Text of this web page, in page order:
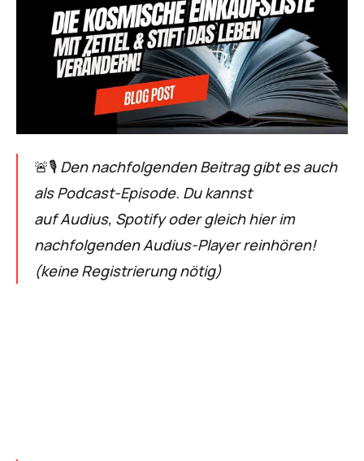
🚨🎙 Den nachfolgenden Beitrag gibt es auch
als Podcast-Episode. Du kannst
aufAudius, Spotifyoder gleich hier im
nachfolgenden Audius-Player reinhören!
(keine Registrierung nötig)